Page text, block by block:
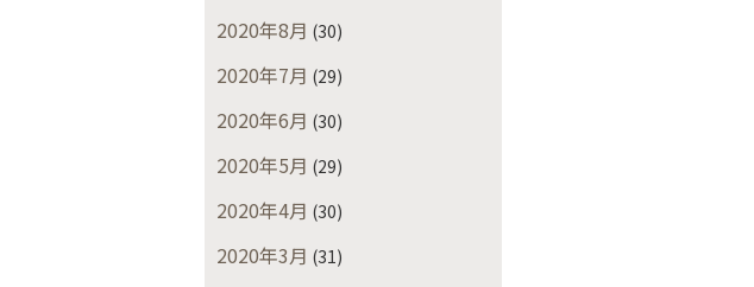
2020年8月 (30)
2020年7月 (29)
2020年6月 (30)
2020年5月 (29)
2020年4月 (30)
2020年3月 (31)